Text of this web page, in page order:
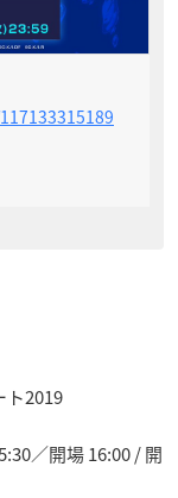
ト2019
／開場 16:00 / 開